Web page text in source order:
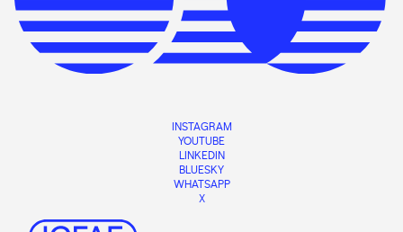
INSTAGRAM
YOUTUBE
LINKEDIN
BLUESKY
WHATSAPP
X